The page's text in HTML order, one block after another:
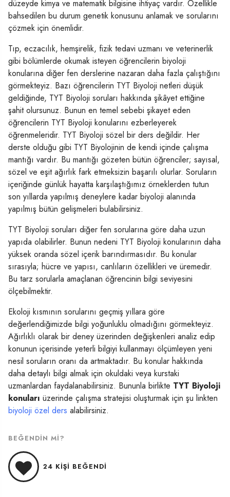
düzeyde kimya ve matematik bilgisine ihtiyaç vardır. Özellikle
bahsedilen bu durum genetik konusunu anlamak ve sorularını
çözmek için önemlidir.
Tıp, eczacılık, hemşirelik, fizik tedavi uzmanı ve veterinerlik
gibi bölümlerde okumak isteyen öğrencilerin biyoloji
konularına diğer fen derslerine nazaran daha fazla çalıştığını
görmekteyiz. Bazı öğrencilerin TYT Biyoloji netleri düşük
geldiğinde, TYT Biyoloji soruları hakkında şikâyet ettiğine
şahit olursunuz. Bunun en temel sebebi şikayet eden
öğrencilerin TYT Biyoloji konularını ezberleyerek
öğrenmeleridir. TYT Biyoloji sözel bir ders değildir. Her
derste olduğu gibi TYT Biyolojinin de kendi içinde çalışma
mantığı vardır. Bu mantığı gözeten bütün öğrenciler; sayısal,
sözel ve eşit ağırlık fark etmeksizin başarılı olurlar. Soruların
içeriğinde günlük hayatta karşılaştığımız örneklerden tutun
son yıllarda yapılmış deneylere kadar biyoloji alanında
yapılmış bütün gelişmeleri bulabilirsiniz.
TYT Biyoloji soruları diğer fen sorularına göre daha uzun
yapıda olabilirler. Bunun nedeni TYT Biyoloji konularının daha
yüksek oranda sözel içerik barındırmasıdır. Bu konular
sırasıyla; hücre ve yapısı, canlıların özellikleri ve üremedir.
Bu tarz sorularla amaçlanan öğrencinin bilgi seviyesini
ölçebilmektir.
Ekoloji kısmının sorularını geçmiş yıllara göre
değerlendiğimizde bilgi yoğunluklu olmadığını görmekteyiz.
Ağırlıklı olarak bir deney üzerinden değişkenleri analiz edip
konunun içerisinde yeterli bilgiyi kullanmayı ölçümleyen yeni
nesil soruların oranı da artmaktadır. Bu konular hakkında
daha detaylı bilgi almak için okuldaki veya kurstaki
uzmanlardan faydalanabilirsiniz. Bununla birlikte TYT Biyoloji
konuları üzerinde çalışma stratejisi oluşturmak için şu linkten
biyoloji özel ders alabilirsiniz.
BEĞENDIN MI?
24 KIŞI BEĞENDI